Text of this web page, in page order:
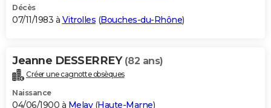
Décès
07/11/1983 à Vitrolles (Bouches-du-Rhône)
Jeanne DESSERREY (82 ans)
Créer une cagnotte obsèques
Naissance
04/06/1900 à Melay(Haute-Marne)